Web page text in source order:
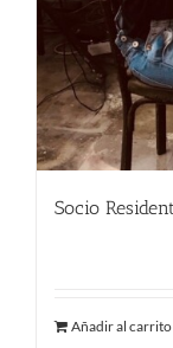
Socio
Añadir al carrito